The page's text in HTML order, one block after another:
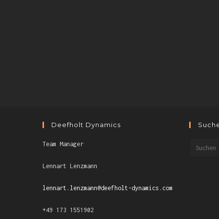
Deefholt Dynamics
Team Manager
Lennart Lenzmann
lennart.lenzmann@deefholt-dynamics.com
+49 173 1551902